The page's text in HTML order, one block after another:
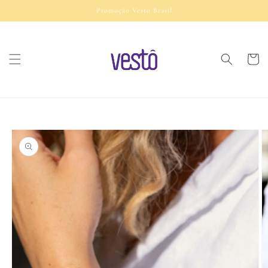
conteúdo
Promoção Vesto Brasil
informações
do produto